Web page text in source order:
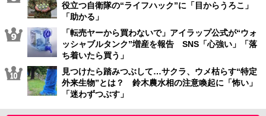
役立つ自衛隊の“ライフハック”に「目からうろこ」
「助かる」
「転売ヤーから買わないで」アイラップ公式が“ウォ
ッシャブルタンク”増産を報告 SNS「心強い」「落
ち着いたら買う」
見つけたら踏みつぶして…サクラ、ウメ枯らす“特定
外来生物”とは？ 鈴木農水相の注意喚起に「怖い」
「迷わずつぶす」